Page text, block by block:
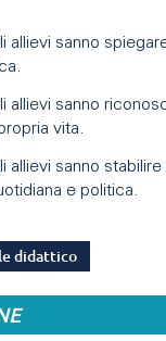
allievi sanno
allievi sanno
vita.
allievi sanno
e politica.
didattico